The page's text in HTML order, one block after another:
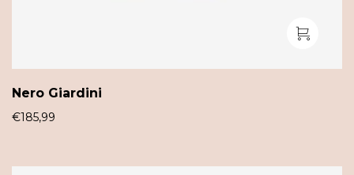
Nero Giardini
€185,99